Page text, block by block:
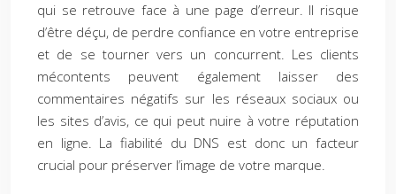
qui se retrouve face à une page d’erreur. Il risque
d’être déçu, de perdre confiance en votre entreprise
et de se tourner vers un concurrent. Les clients
mécontents peuvent également laisser des
commentaires négatifs sur les réseaux sociaux ou
les sites d’avis, ce qui peut nuire à votre réputation
en ligne. La fiabilité du DNS est donc un facteur
crucial pour préserver l’image de votre marque.